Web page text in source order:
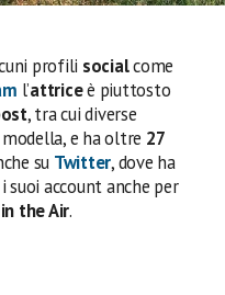
profili socialcome
l’attriceè piuttosto
, tra cui diverse
e ha oltre 27
su Twitter, dove ha
suoi account anche per
the Air.